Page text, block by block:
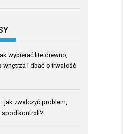
wybierać lite drewno,
i dbać o trwałość
jak zwalczyć problem,
spod kontroli?